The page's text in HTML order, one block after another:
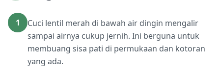
1
Cuci lentil merah di bawah air dingin mengalir
sampai airnya cukup jernih. Ini berguna untuk
membuang sisa pati di permukaan dan kotoran
yang ada.